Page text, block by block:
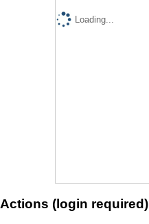
Loading...
Actions (login required)